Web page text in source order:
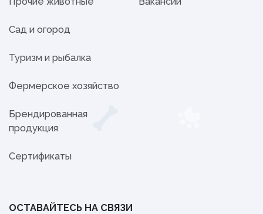
Сад и огород
Туризм и рыбалка
Фермерское хозяйство
Брендированная
продукция
Сертификаты
ОСТАВАЙТЕСЬ НА СВЯЗИ